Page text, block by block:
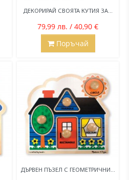
ДЕКОРИРАЙ СВОЯТА КУТИЯ ЗА...
79,99 лв. / 40,90 €
Поръчай
ДЪРВЕН ПЪЗЕЛ С ГЕОМЕТРИЧНИ...